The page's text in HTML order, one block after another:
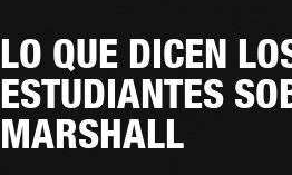
LO QUE DICEN
ESTUDIANTES
MARSHALL